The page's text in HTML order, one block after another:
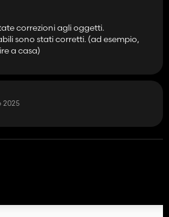
correzioni agli oggetti.
sono stati corretti. (ad esempio,
a casa)
2025